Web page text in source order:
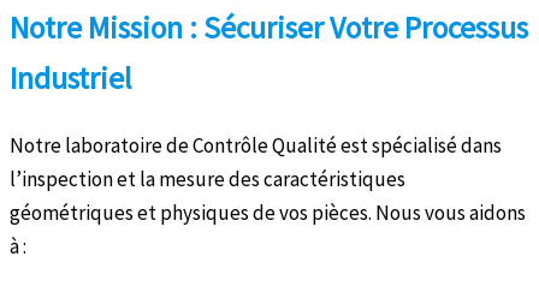
Notre Mission : Sécuriser Votre Processus
Industriel
Notre laboratoire de Contrôle Qualité est spécialisé dans
l’inspection et la mesure des caractéristiques
géométriques et physiques de vos pièces. Nous vous aidons
à :